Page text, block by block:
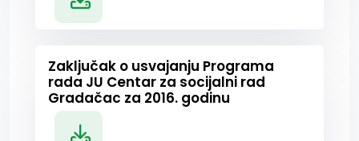
Zaključak o usvajanju Programa
rada JU Centar za socijalni rad
Gradačac za 2016. godinu